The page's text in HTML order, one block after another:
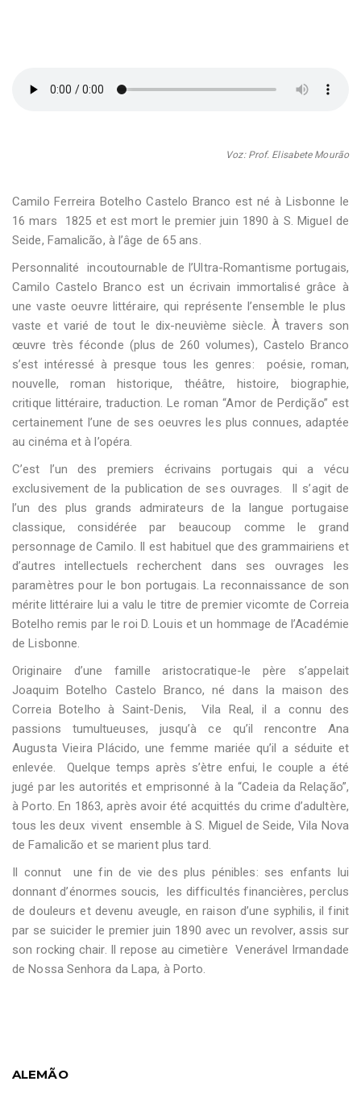
Voz: Prof. Elisabete Mourão
Camilo Ferreira Botelho Castelo Branco est né à Lisbonne le
16 mars 1825 et est mort le premier juin 1890 à S. Miguel de
Seide, Famalicão, à l’âge de 65 ans.
Personnalité incoutournable de l’Ultra-Romantisme portugais,
Camilo Castelo Branco est un écrivain immortalisé grâce à
une vaste oeuvre littéraire, qui représente l’ensemble le plus
vaste et varié de tout le dix-neuvième siècle. À travers son
œuvre très féconde (plus de 260 volumes), Castelo Branco
s’est intéressé à presque tous les genres: poésie, roman,
nouvelle, roman historique, théâtre, histoire, biographie,
critique littéraire, traduction. Le roman “Amor de Perdição” est
certainement l’une de ses oeuvres les plus connues, adaptée
au cinéma et à l’opéra.
C’est l’un des premiers écrivains portugais qui a vécu
exclusivement de la publication de ses ouvrages. Il s’agit de
l’un des plus grands admirateurs de la langue portugaise
classique, considérée par beaucoup comme le grand
personnage de Camilo. Il est habituel que des grammairiens et
d’autres intellectuels recherchent dans ses ouvrages les
paramètres pour le bon portugais. La reconnaissance de son
mérite littéraire lui a valu le titre de premier vicomte de Correia
Botelho remis par le roi D. Louis et un hommage de l’Académie
de Lisbonne.
Originaire d’une famille aristocratique-le père s’appelait
Joaquim Botelho Castelo Branco, né dans la maison des
Correia Botelho à Saint-Denis, Vila Real, il a connu des
passions tumultueuses, jusqu’à ce qu’il rencontre Ana
Augusta Vieira Plácido, une femme mariée qu’il a séduite et
enlevée. Quelque temps après s’ètre enfui, le couple a été
jugé par les autorités et emprisonné à la “Cadeia da Relação”,
à Porto. En 1863, après avoir été acquittés du crime d’adultère,
tous les deux vivent ensemble à S. Miguel de Seide, Vila Nova
de Famalicão et se marient plus tard.
Il connut une fin de vie des plus pénibles: ses enfants lui
donnant d’énormes soucis, les difficultés financières, perclus
de douleurs et devenu aveugle, en raison d’une syphilis, il finit
par se suicider le premier juin 1890 avec un revolver, assis sur
son rocking chair. Il repose au cimetière Venerável Irmandade
de Nossa Senhora da Lapa, à Porto.
ALEMÃO